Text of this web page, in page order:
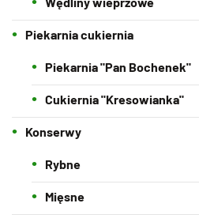
Piekarnia cukiernia
Piekarnia "Pan Bochenek"
Cukiernia "Kresowianka"
Konserwy
Rybne
Mięsne